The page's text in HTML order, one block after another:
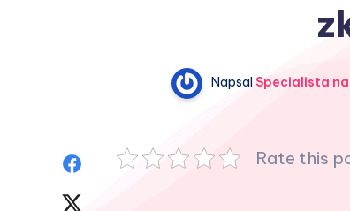
NapsalSpecialista na
Sdílet
Rate this